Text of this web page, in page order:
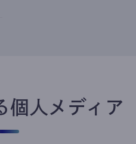
個人メディア